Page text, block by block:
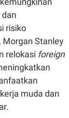
risiko
Stanley
relokasi foreign
muda dan